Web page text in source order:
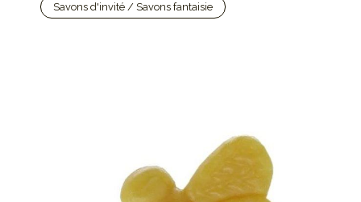
Savons d'invité / Savons fantaisie